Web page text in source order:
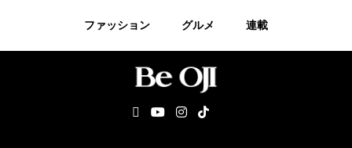
ファッション グルメ 連載